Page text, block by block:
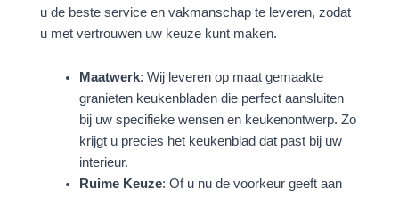
u de beste service en vakmanschap te leveren, zodat
u met vertrouwen uw keuze kunt maken.
Maatwerk: Wij leveren op maat gemaakte
granieten keukenbladen die perfect aansluiten
bij uw specifieke wensen en keukenontwerp. Zo
krijgt u precies het keukenblad dat past bij uw
interieur.
Ruime Keuze: Of u nu de voorkeur geeft aan